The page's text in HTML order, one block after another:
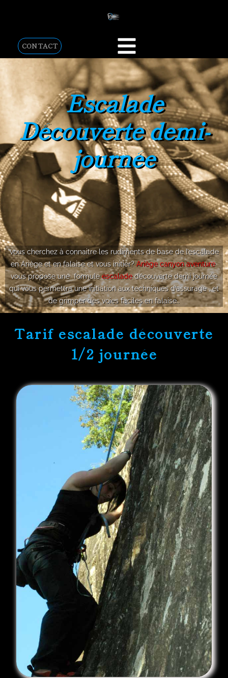
CONTACT
Escalade
Découverte demi-
journée
vous cherchez à connaitre les rudiments de base de l’escalade
en Ariège et en falaise et vous initier?Ariège canyon aventure
vous propose une formuleescaladedécouverte demi journée
qui vous permettra une initiation aux techniques d’assurage , et
de grimper des voies faciles en falaise..
Tarif escalade découverte
1/2 journée